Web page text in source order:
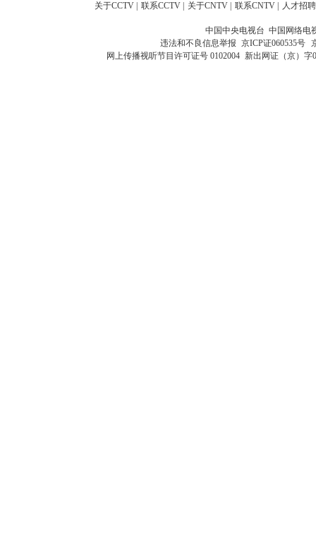
关于CCTV 联系CCTV 关于CNTV 联系CNTV 人才招聘
中国中央电视台 中国网络电
违法和不良信息举报 京ICP证060535号
网上传播视听节目许可证号 0102004 新出网证（京）